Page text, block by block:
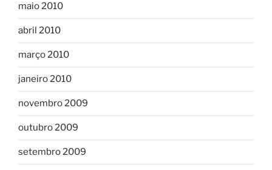
maio 2010
abril 2010
março 2010
janeiro 2010
novembro 2009
outubro 2009
setembro 2009